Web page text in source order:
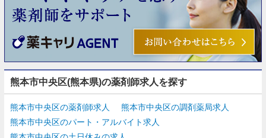
熊本市中央区(熊本県)の薬剤師求人を探す
熊本市中央区の薬剤師求人
熊本市中央区の調剤薬局求人
熊本市中央区のパート・アルバイト求人